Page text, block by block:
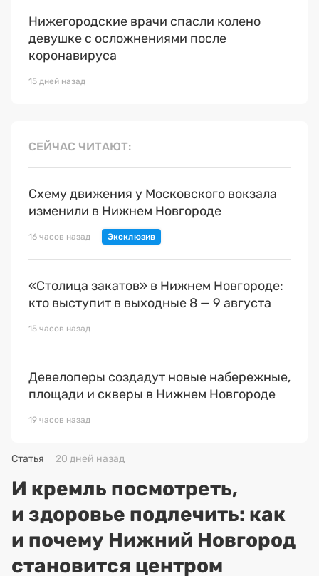
Нижегородские врачи спасли колено
девушке с осложнениями после
коронавируса
15 дней назад
СЕЙЧАС ЧИТАЮТ
Схему движения у Московского вокзала
изменили в Нижнем Новгороде
16 часов назад
«Столица закатов» в Нижнем Новгороде:
кто выступит в выходные 8 — 9 августа
15 часов назад
Девелоперы создадут новые набережные,
площади и скверы в Нижнем Новгороде
19 часов назад
Статья 20 дней назад
И кремль посмотреть,
и здоровье подлечить: как
и почему Нижний Новгород
становится центром